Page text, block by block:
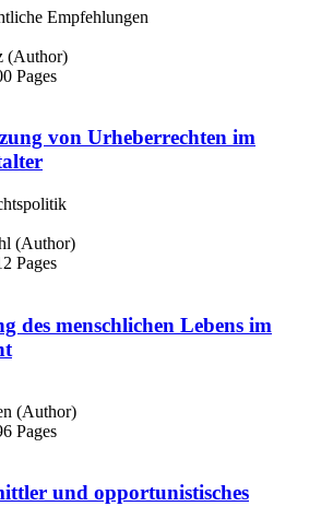
Empfehlungen
(Author)
Pages
von Urheberrechten im
(Author)
Pages
des menschlichen Lebens im
(Author)
Pages
und opportunistisches